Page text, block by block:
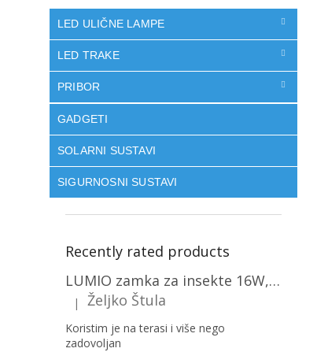
LED ULIČNE LAMPE
LED TRAKE
PRIBOR
GADGETI
SOLARNI SUSTAVI
SIGURNOSNI SUSTAVI
Recently rated products
LUMIO zamka za insekte 16W, 1+1 gratis! [MKE004]
The product rating is 5 out of 5 stars.
| Željko Štula
Koristim je na terasi i više nego
zadovoljan